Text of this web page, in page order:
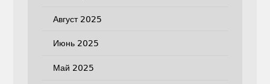
Август 2025
Июнь 2025
Май 2025